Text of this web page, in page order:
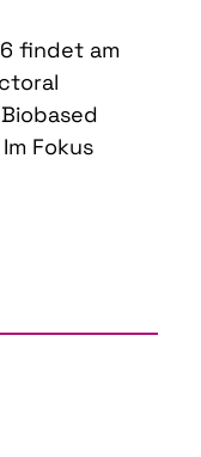
findet am
Fokus